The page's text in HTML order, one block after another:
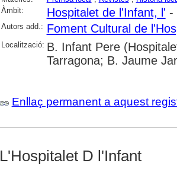
Àmbit:
Hospitalet de l'Infant, l' -
Autors add.: Foment Cultural de
Localització: B. Infant Pere
Tarragona; B. Jaume
Enllaç permanent a aquest
L'Hospitalet D l'Infant